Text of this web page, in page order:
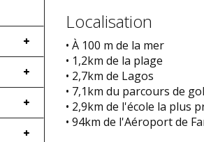
Localisation
• À 100 m de la mer
• 1,2km de la plage
• 2,7km de Lagos
• 7,1km du parcours de
• 2,9km de l'école la plus
• 94km de l'Aéroport de